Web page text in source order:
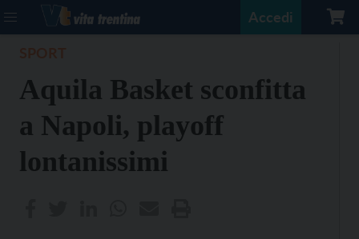
Accedi
Aquila Basket sconfitta
a Napoli, playoff
lontanissimi